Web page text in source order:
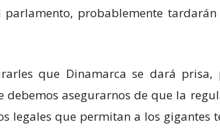
parlamento, probablemente
que Dinamarca se dará
debemos asegurarnos de que la
legales que permitan a los gigantes